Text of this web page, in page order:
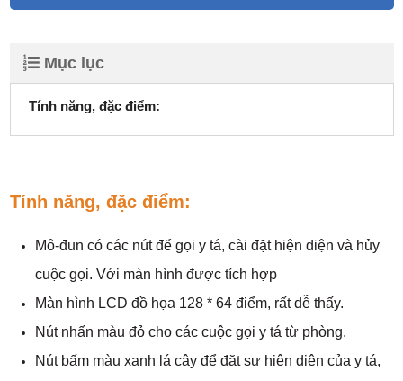
Mục lục
Tính năng, đặc điểm:
Tính năng, đặc điểm:
Mô-đun có các nút để gọi y tá, cài đặt hiện diện và hủy
cuộc gọi. Với màn hình được tích hợp
Màn hình LCD đồ họa 128 * 64 điểm, rất dễ thấy.
Nút nhấn màu đỏ cho các cuộc gọi y tá từ phòng.
Nút bấm màu xanh lá cây để đặt sự hiện diện của y tá,